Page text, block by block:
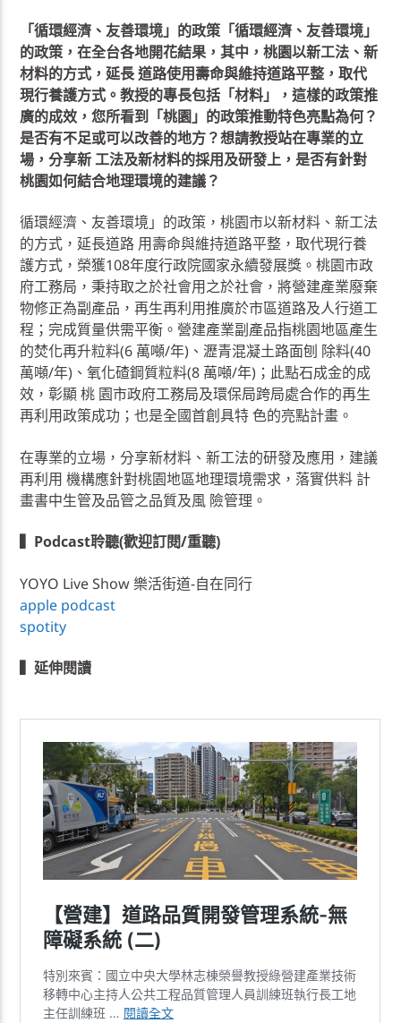
「循環經濟、友善環境」的政策「循環經濟、友善環境」
的政策，在全台各地開花結果，其中，桃園以新工法、新
材料的方式，延長 道路使用壽命與維持道路平整，取代
現行養護方式。教授的專長包括「材料」，這樣的政策推
廣的成效，您所看到「桃園」的政策推動特色亮點為何？
是否有不足或可以改善的地方？想請教授站在專業的立
場，分享新 工法及新材料的採用及研發上，是否有針對
桃園如何結合地理環境的建議？
循環經濟、友善環境」的政策，桃園市以新材料、新工法
的方式，延長道路 用壽命與維持道路平整，取代現行養
護方式，榮獲108年度行政院國家永續發展獎。桃園市政
府工務局，秉持取之於社會用之於社會，將營建產業廢棄
物修正為副產品，再生再利用推廣於市區道路及人行道工
程；完成質量供需平衡。營建產業副產品指桃園地區產生
的焚化再升粒料(6 萬噸/年)、瀝青混凝土路面刨 除料(40
萬噸/年)、氧化碴鋼質粒料(8 萬噸/年)；此點石成金的成
效，彰顯 桃 園市政府工務局及環保局跨局處合作的再生
再利用政策成功；也是全國首創具特 色的亮點計畫。
在專業的立場，分享新材料、新工法的研發及應用，建議
再利用 機構應針對桃園地區地理環境需求，落實供料 計
畫書中生管及品管之品質及風 險管理。
▍Podcast聆聽(歡迎訂閱/重聽)
YOYO Live Show 樂活街道-自在同行
apple podcast
spotity
▍延伸閱讀